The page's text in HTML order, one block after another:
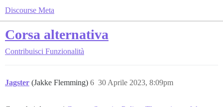
Discourse Meta
Corsa alternativa
Contribuisci Funzionalità
Jagster (Jakke Flemming) 30 Aprile 2023, 8:09pm
6